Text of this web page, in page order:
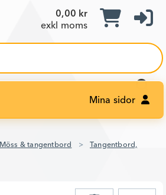
0,00 kr
exkl moms
Mina sidor
Möss & tangentbord
Tangentbord,